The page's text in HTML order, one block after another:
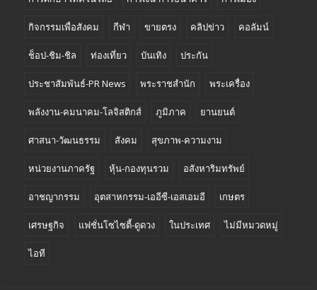
กิจกรรมเพื่อสังคม กีฬา ขายตรง คลิปข่าว คอลัมน์
ช็อป-ชิม-ชิล ท่องเที่ยว บันเทิง ประกัน
ประชาสัมพันธ์-PR News พระราชสำนัก พระเครื่อง
พลังงาน-คมนาคม-โลจิสติกส์ ภูมิภาค ยานยนต์
ศาสนา-วัฒนธรรม สังคม สุขภาพ-ความงาม
หน่วยงานภาครัฐ หุ้น-กองทุนรวม อสังหาริมทรัพย์
อาชญากรรม อุตสาหกรรม-เออีซี-เอสเอมอี เกษตร
เศรษฐกิจ แฟชั่นโซไซตี้-ดูดวง ในประเทศ ไม่มีหมวดหมู่
ไอที